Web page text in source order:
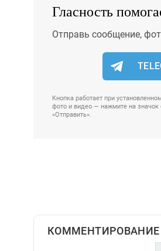
Гласность
Отправь сообщение,
Кнопка работает при
фото и видео — нажмите на значок
«Отправить».
КОММЕНТИРОВАНИЕ